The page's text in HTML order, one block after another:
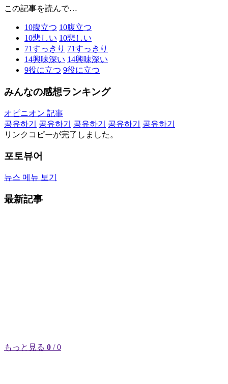
この記事を読んで…
10腹立つ 10腹立つ
10悲しい 10悲しい
71すっきり 71すっきり
14興味深い 14興味深い
9役に立つ 9役に立つ
みんなの感想ランキング
オピニオン 記事
공유하기
공유하기 공유하기 공유하기
공유하기
リンクコピーが完了しました。
포토뷰어
뉴스 메뉴 보기
最新記事
もっと見る 0 / 0